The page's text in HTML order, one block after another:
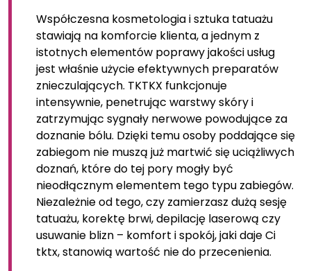
Współczesna kosmetologia i sztuka tatuażu
stawiają na komforcie klienta, a jednym z
istotnych elementów poprawy jakości usług
jest właśnie użycie efektywnych preparatów
znieczulających. TKTKX funkcjonuje
intensywnie, penetrując warstwy skóry i
zatrzymując sygnały nerwowe powodujące za
doznanie bólu. Dzięki temu osoby poddające się
zabiegom nie muszą już martwić się uciążliwych
doznań, które do tej pory mogły być
nieodłącznym elementem tego typu zabiegów.
Niezależnie od tego, czy zamierzasz dużą sesję
tatuażu, korektę brwi, depilację laserową czy
usuwanie blizn – komfort i spokój, jaki daje Ci
tktx, stanowią wartość nie do przecenienia.